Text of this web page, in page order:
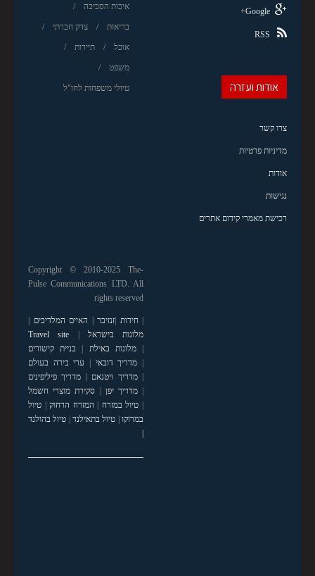
איכות הסביבה
בריאות צדק חברתי
אוכל תיירות
משפט
טיולי משפחות לחו"ל
Google+
RSS
אודות ועזרה
צרו קשר
מדיניות פרטיות
אודות
נגישות
רכישת מאמרי קידום אתרים
Copyright © 2010-2025 The-
Pulse Communications LTD. All
rights reserved
|חידות זנזיבר האיים המלדיבים
מלונות בישראל
Travel site
|מלונות באילת
בניית קישורים
מדריך דובאי
ערי בירה בעולם
|מדריך ויטנאם
מדריך פיליפינים
|מדריך יפן
סקירת מוצרי חשמל
טיול במזרח המזרח הרחוק| טיול
במרוקו| טיול בתאילנד| טיול בהולנד